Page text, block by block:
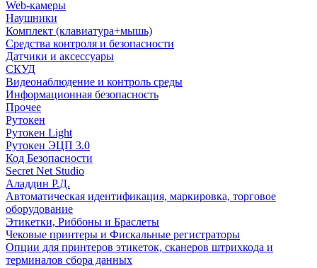
Web-камеры
Наушники
Комплект (клавиатура+мышь)
Средства контроля и безопасности
Датчики и аксессуары
СКУД
Видеонаблюдение и контроль среды
Информационная безопасность
Прочее
Рутокен
Рутокен Light
Рутокен ЭЦП 3.0
Код Безопасности
Secret Net Studio
Аладдин Р.Д.
Автоматическая идентификация, маркировка, торговое
оборудование
Этикетки, Риббоны и Браслеты
Чековые принтеры и Фискальные регистраторы
Опции для принтеров этикеток, сканеров штрихкода и
терминалов сбора данных